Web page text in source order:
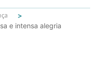
e intensa alegria